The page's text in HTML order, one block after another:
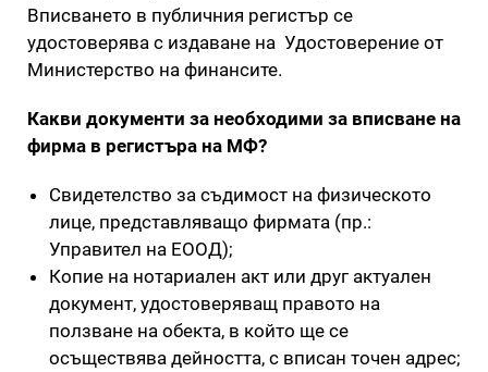
Вписването в публичния регистър се
удостоверява с издаване на Удостоверение от
Министерство на финансите.
Какви документи за необходими за вписване на
фирма в регистъра на МФ?
Свидетелство за съдимост на физическото
лице, представляващо фирмата (пр.:
Управител на ЕООД);
Копие на нотариален акт или друг актуален
документ, удостоверяващ правото на
ползване на обекта, в който ще се
осъществява дейността, с вписан точен адрес;